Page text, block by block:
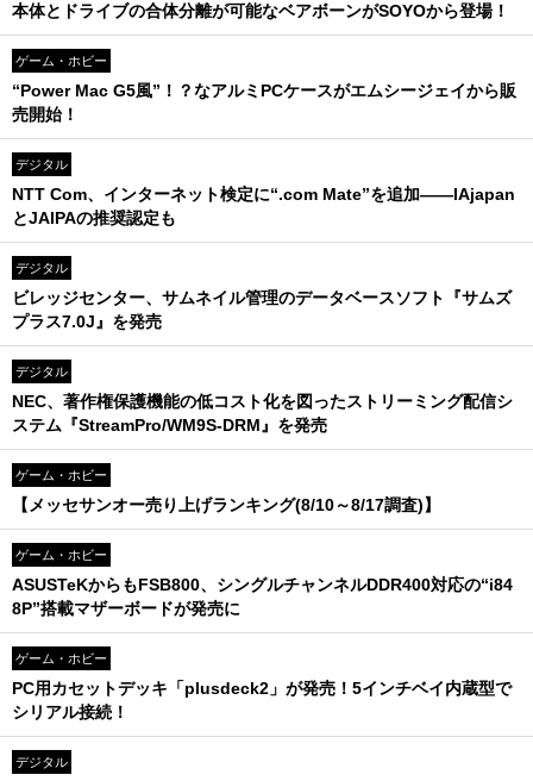
本体とドライブの合体分離が可能なベアボーンがSOYOから登場！
ゲーム・ホビー
“Power Mac G5風”！？なアルミPCケースがエムシージェイから販
売開始！
デジタル
NTT Com、インターネット検定に“.com Mate”を追加――IAjapan
とJAIPAの推奨認定も
デジタル
ビレッジセンター、サムネイル管理のデータベースソフト『サムズ
プラス7.0J』を発売
デジタル
NEC、著作権保護機能の低コスト化を図ったストリーミング配信シ
ステム『StreamPro/WM9S-DRM』を発売
ゲーム・ホビー
【メッセサンオー売り上げランキング(8/10～8/17調査)】
ゲーム・ホビー
ASUSTeKからもFSB800、シングルチャンネルDDR400対応の“i84
8P”搭載マザーボードが発売に
ゲーム・ホビー
PC用カセットデッキ「plusdeck2」が発売！5インチベイ内蔵型で
シリアル接続！
デジタル